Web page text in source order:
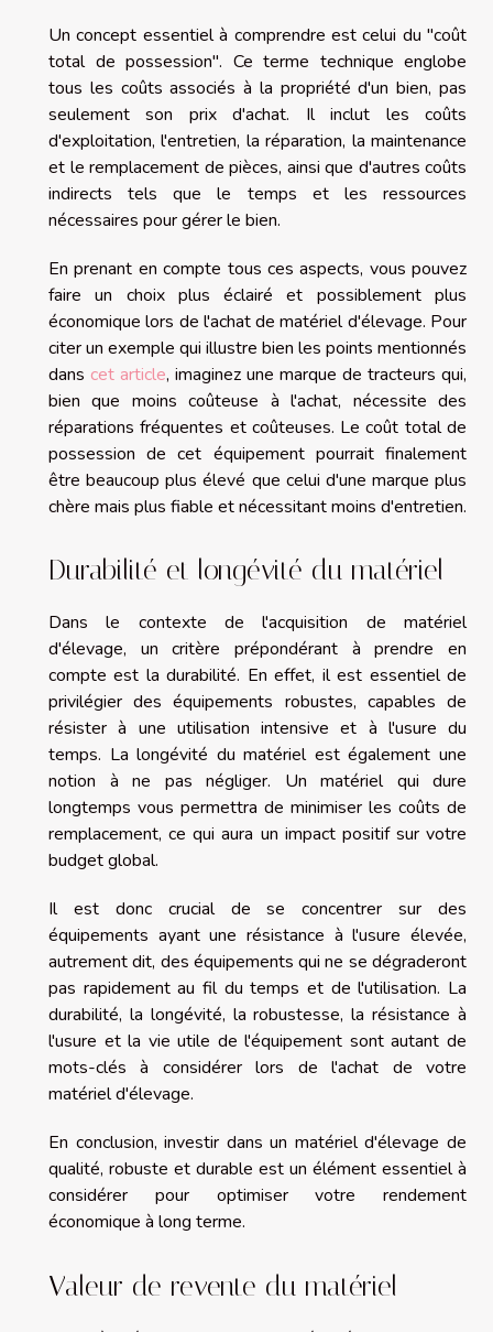
Un concept essentiel à comprendre est celui du "coût
total de possession". Ce terme technique englobe
tous les coûts associés à la propriété d'un bien, pas
seulement son prix d'achat. Il inclut les coûts
d'exploitation, l'entretien, la réparation, la maintenance
et le remplacement de pièces, ainsi que d'autres coûts
indirects tels que le temps et les ressources
nécessaires pour gérer le bien.
En prenant en compte tous ces aspects, vous pouvez
faire un choix plus éclairé et possiblement plus
économique lors de l'achat de matériel d'élevage. Pour
citer un exemple qui illustre bien les points mentionnés
dans cet article, imaginez une marque de tracteurs qui,
bien que moins coûteuse à l'achat, nécessite des
réparations fréquentes et coûteuses. Le coût total de
possession de cet équipement pourrait finalement
être beaucoup plus élevé que celui d'une marque plus
chère mais plus fiable et nécessitant moins d'entretien.
Durabilité et longévité du matériel
Dans le contexte de l'acquisition de matériel
d'élevage, un critère prépondérant à prendre en
compte est la durabilité. En effet, il est essentiel de
privilégier des équipements robustes, capables de
résister à une utilisation intensive et à l'usure du
temps. La longévité du matériel est également une
notion à ne pas négliger. Un matériel qui dure
longtemps vous permettra de minimiser les coûts de
remplacement, ce qui aura un impact positif sur votre
budget global.
Il est donc crucial de se concentrer sur des
équipements ayant une résistance à l'usure élevée,
autrement dit, des équipements qui ne se dégraderont
pas rapidement au fil du temps et de l'utilisation. La
durabilité, la longévité, la robustesse, la résistance à
l'usure et la vie utile de l'équipement sont autant de
mots-clés à considérer lors de l'achat de votre
matériel d'élevage.
En conclusion, investir dans un matériel d'élevage de
qualité, robuste et durable est un élément essentiel à
considérer pour optimiser votre rendement
économique à long terme.
Valeur de revente du matériel